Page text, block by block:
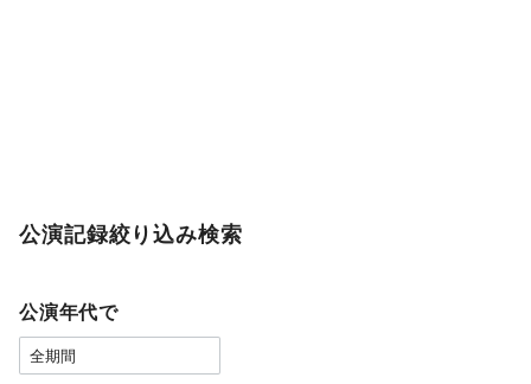
公演記録絞り込み検索
公演年代で